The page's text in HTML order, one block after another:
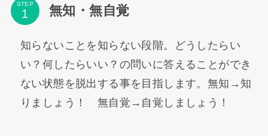
STEP 無知・無自覚
知らないことを知らない段階。どうしたらい
い？何したらいい？の問いに答えることができ
ない状態を脱出する事を目指します。無知→知
りましょう！ 無自覚→自覚しましょう！